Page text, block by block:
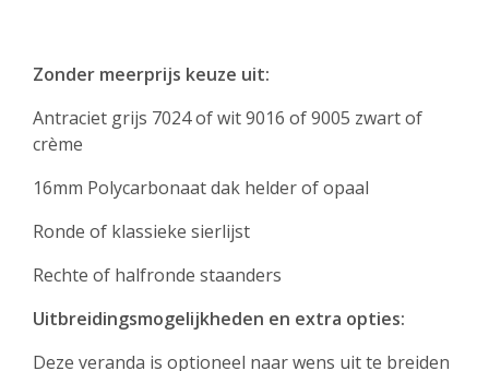
Zonder meerprijs keuze uit:
Antraciet grijs 7024 of wit 9016 of 9005 zwart of
crème
16mm Polycarbonaat dak helder of opaal
Ronde of klassieke sierlijst
Rechte of halfronde staanders
Uitbreidingsmogelijkheden en extra opties:
Deze veranda is optioneel naar wens uit te breiden